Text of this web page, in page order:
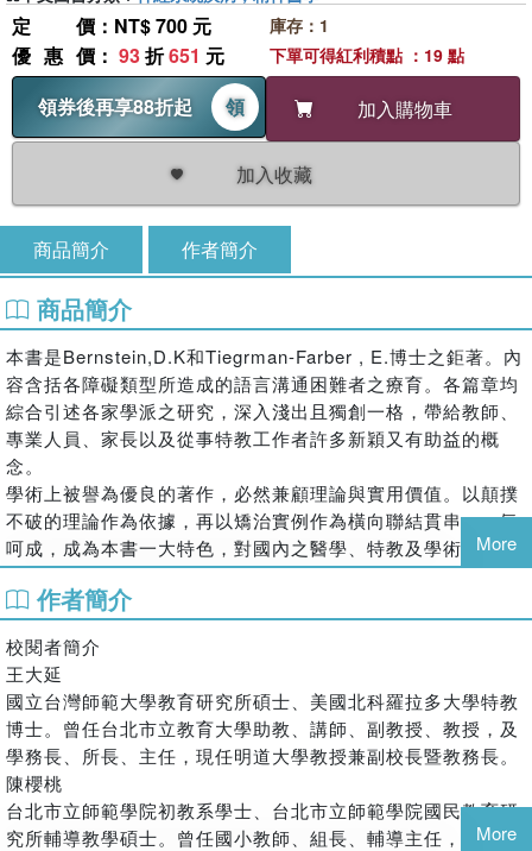
定價 ：NT$ 700 元
優惠價 ： 93折651 元
領券後再享88折起
領 加入購物車
加入收藏
庫存：1
下單可得紅利積點 ：19 點
商品簡介 作者簡介
商品簡介
本書是Bernstein,D.K和Tiegrman-Farber , E.博士之鉅著。內
容含括各障礙類型所造成的語言溝通困難者之療育。各篇章均
綜合引述各家學派之研究，深入淺出且獨創一格，帶給教師、
專業人員、家長以及從事特教工作者許多新穎又有助益的概
念。
學術上被譽為優良的著作，必然兼顧理論與實用價值。以顛撲
不破的理論作為依據，再以矯治實例作為橫向聯結貫串，一氣
呵成，成為本書一大特色，對國內之醫學、特教及學術界均有
極大的貢獻。
More
作者簡介
校閱者簡介
王大延
國立台灣師範大學教育研究所碩士、美國北科羅拉多大學特教
博士。曾任台北市立教育大學助教、講師、副教授、教授，及
學務長、所長、主任，現任明道大學教授兼副校長暨教務長。
陳櫻桃
台北市立師範學院初教系學士、台北市立師範學院國民教育研
究所輔導教學碩士。曾任國小教師、組長、輔導主任，現任台
More